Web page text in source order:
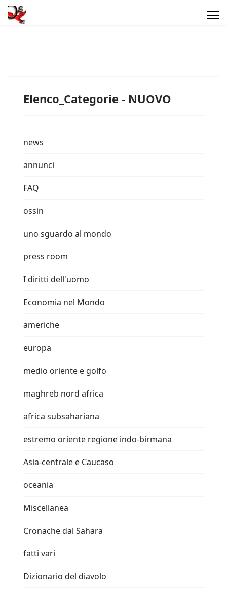
Elenco_Categorie - NUOVO
news
annunci
FAQ
ossin
uno sguardo al mondo
press room
I diritti dell'uomo
Economia nel Mondo
americhe
europa
medio oriente e golfo
maghreb nord africa
africa subsahariana
estremo oriente regione indo-birmana
Asia-centrale e Caucaso
oceania
Miscellanea
Cronache dal Sahara
fatti vari
Dizionario del diavolo